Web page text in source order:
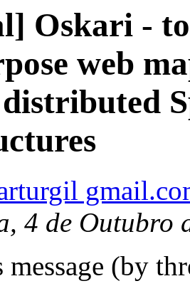
Oskari -
web
4 de Outubro
message (by